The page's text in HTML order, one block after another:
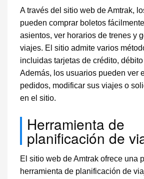
A través del sitio web de Amtrak,
pueden comprar boletos
asientos, ver horarios de trenes y
viajes. El sitio admite varios
incluidas tarjetas de crédito,
Además, los usuarios pueden ver
pedidos, modificar sus viajes o
en el sitio.
Herramienta de
planificación de
El sitio web de Amtrak ofrece una
herramienta de planificación de